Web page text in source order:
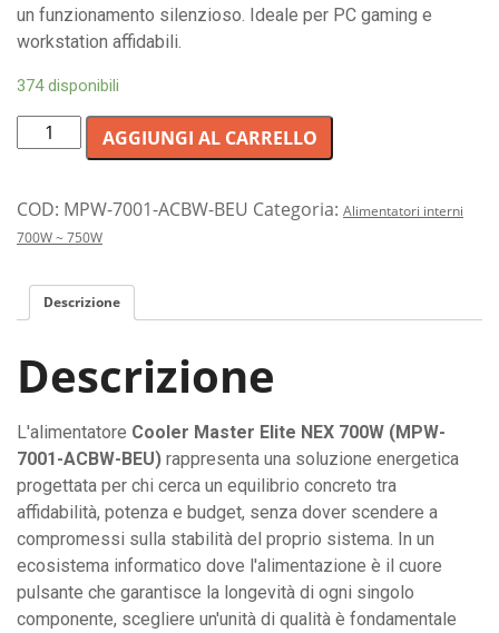
un funzionamento silenzioso. Ideale per PC gaming e
workstation affidabili.
374 disponibili
Alimentatore
PC
Master
700W:
stabile,
efficiente
silenziosa
per
il
tuo
computer.
quantità
AGGIUNGI AL CARRELLO
COD: MPW-7001-ACBW-BEU Categoria: Alimentatori interni
700W ~ 750W
Descrizione
Descrizione
L'alimentatore Cooler Master Elite NEX 700W (MPW-
7001-ACBW-BEU) rappresenta una soluzione energetica
progettata per chi cerca un equilibrio concreto tra
affidabilità, potenza e budget, senza dover scendere a
compromessi sulla stabilità del proprio sistema. In un
ecosistema informatico dove l'alimentazione è il cuore
pulsante che garantisce la longevità di ogni singolo
componente, scegliere un'unità di qualità è fondamentale